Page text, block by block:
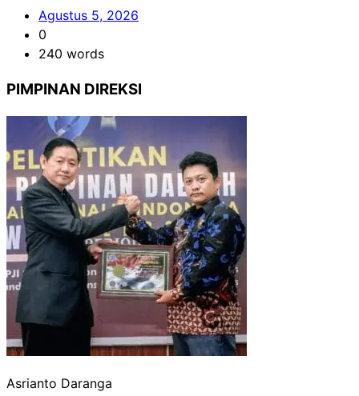
Agustus 5, 2026
0
240 words
PIMPINAN DIREKSI
Asrianto Daranga